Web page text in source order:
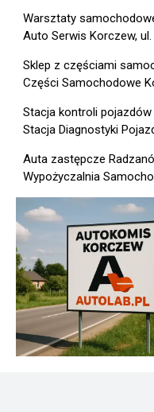
Warsztaty
Auto Serwis Korczew, ul.
Sklep z częściami
Części Samochodowe
Stacja kontroli pojazdów
Stacja Diagnostyki
Auta zastępcze
Wypożyczalnia